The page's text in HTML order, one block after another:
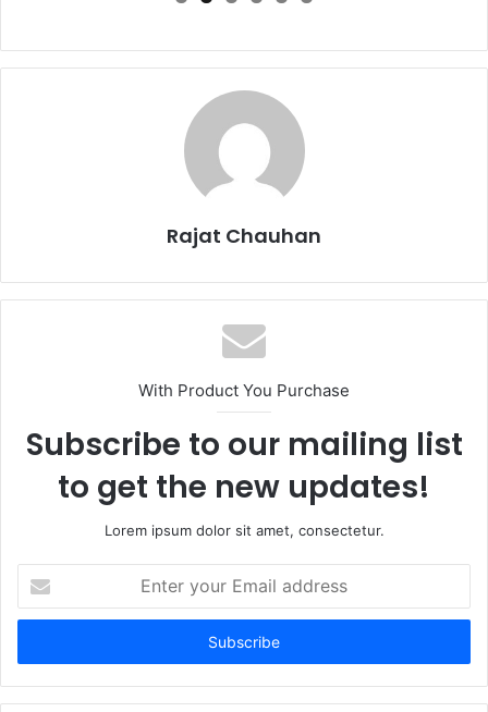
Rajat Chauhan
With Product You Purchase
Subscribe to our mailing list
to get the new updates!
Lorem ipsum dolor sit amet, consectetur.
your
Email